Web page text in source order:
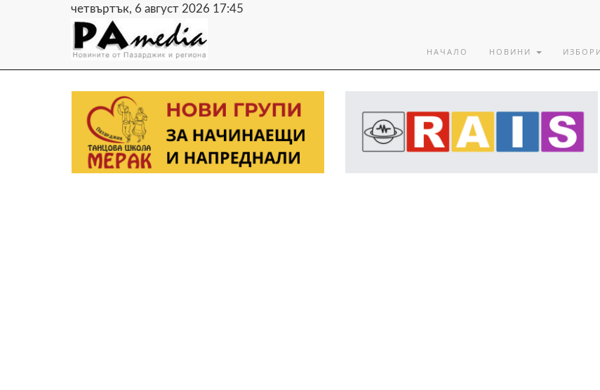
четвъртък, 6 август 2026 17:45
НАЧАЛО НОВИНИ